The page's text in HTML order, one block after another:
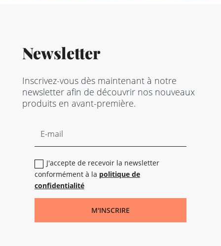
Newsletter
Inscrivez-vous dès maintenant à notre
newsletter afin de découvrir nos nouveaux
produits en avant-première.
J'accepte de recevoir la newsletter
conformément à la politique de
confidentialité
M'INSCRIRE